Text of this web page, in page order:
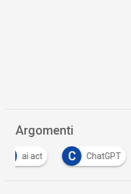
Argomenti
ai act C ChatGPT